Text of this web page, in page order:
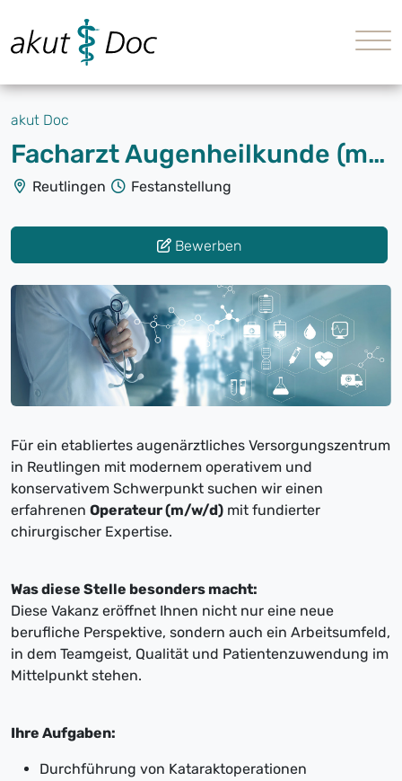
akut Doc
Facharzt Augenheilkunde (m/w/d) Operativ
Reutlingen Festanstellung
Bewerben
Für ein etabliertes augenärztliches Versorgungszentrum
in Reutlingen mit modernem operativem und
konservativem Schwerpunkt suchen wir einen
erfahrenen Operateur (m/w/d) mit fundierter
chirurgischer Expertise.
Was diese Stelle besonders macht:
Diese Vakanz eröffnet Ihnen nicht nur eine neue
berufliche Perspektive, sondern auch ein Arbeitsumfeld,
in dem Teamgeist, Qualität und Patientenzuwendung im
Mittelpunkt stehen.
Ihre Aufgaben:
Durchführung von Kataraktoperationen